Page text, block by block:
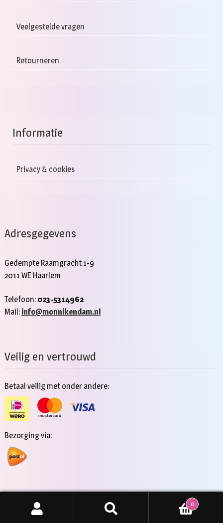
Veelgestelde vragen
Retourneren
Informatie
Privacy & cookies
Adresgegevens
Gedempte Raamgracht 1-9
2011 WE Haarlem
Telefoon: 023-5314962
Mail: info@monnikendam.nl
Veilig en vertrouwd
Betaal veilig met onder andere:
Bezorging via:
Copyright 2026 - Jan Monnikendam
ZOEKEN
0